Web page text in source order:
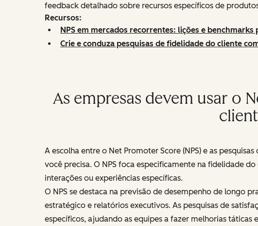
feedback detalhado sobre recursos específicos de
Recursos:
NPS em mercados recorrentes: lições e benchmarks
Crie e conduza pesquisas de fidelidade do cliente
As empresas devem usar o
A escolha entre o Net Promoter Score (NPS) e as
você precisa. O NPS foca especificamente na fidelidade
interações ou experiências específicas.
O NPS se destaca na previsão de desempenho de longo
estratégico e relatórios executivos. As pesquisas de
específicos, ajudando as equipes a fazer melhorias táticas